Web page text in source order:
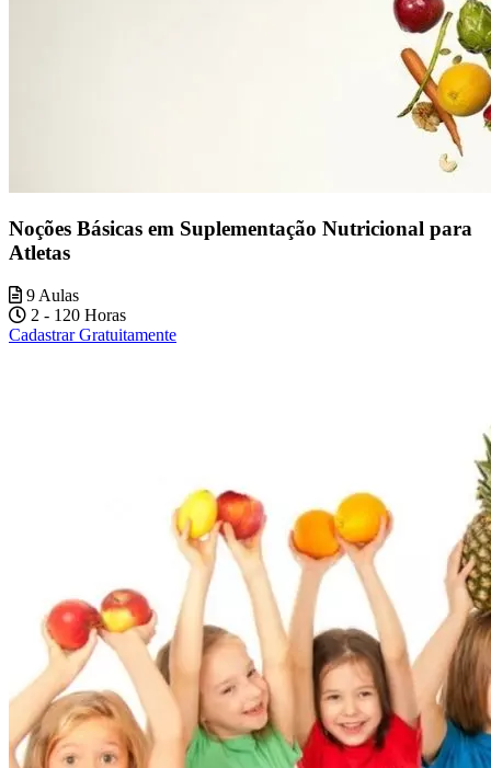
Noções Básicas em Suplementação Nutricional para
Atletas
9 Aulas
2 - 120 Horas
Cadastrar Gratuitamente